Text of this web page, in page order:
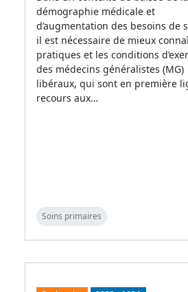
démographie médicale et
d’augmentation des besoins de
il est nécessaire de mieux
pratiques et les conditions
des médecins généralistes (MG)
libéraux, qui sont en première
recours aux…
Soins primaires